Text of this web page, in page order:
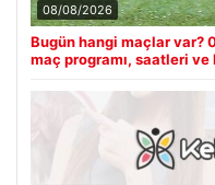
08/08/2026
Bugün hangi maçlar var?
maç programı, saatleri ve